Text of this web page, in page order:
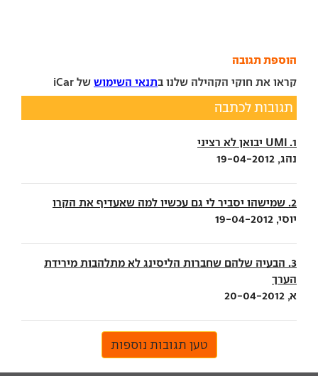
הוספת תגובה
קראו את חוקי הקהילה שלנו בתנאי השימוש של iCar
תגובות לכתבה
1. UMI יבואן לא רציני
נהג, 19-04-2012
2. שמישהו יסביר לי גם עכשיו למה שאעדיף את הקרו
יוסי, 19-04-2012
3. הבעיה שלהם שחברות הליסינג לא מתלהבות מירידת
הערך
א, 20-04-2012
טען תגובות נוספות